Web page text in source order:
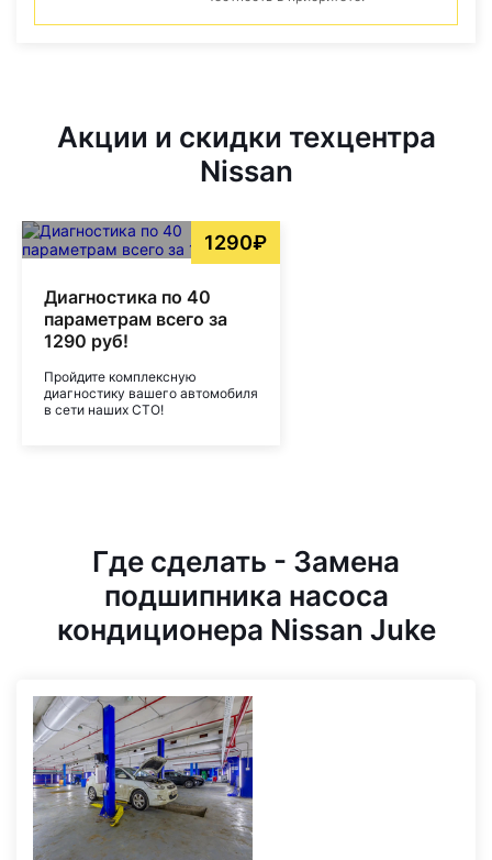
Акции и скидки техцентра
Nissan
1290₽
Диагностика по 40
параметрам всего за
1290 руб!
Пройдите комплексную
диагностику вашего автомобиля
в сети наших СТО!
Где сделать - Замена
подшипника насоса
кондиционера Nissan Juke